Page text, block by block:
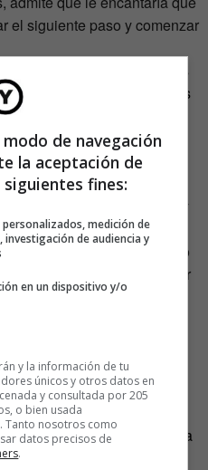
el siguiente paso y comenzar
elegidos como Showers
Shower
, que se celebrará los
de Madrid. Para
todo un incentivo. «E
para emprender no es
y jurídicas que parece
nada. Son todo problemas y
ideas por ahí. Por
me parece brutal y espero
estos que dicen trabajar
Cañadas.
El fundador de la
de navegación
la aceptación de
fines:
medición de
investigación de audiencia y
en un dispositivo y/o
y la información de tu
únicos y otros datos en
y consultada por 205
o bien usada
Tanto nosotros como
datos precisos de
.